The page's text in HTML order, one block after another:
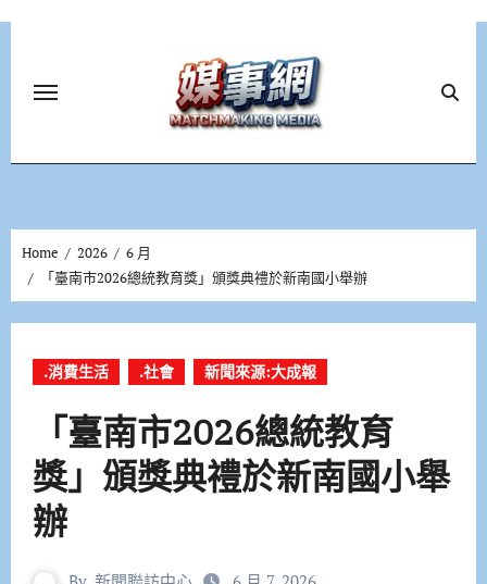
Home 2026
6 月
「臺南市2026總統教育獎」頒獎典禮於新南國小舉辦
.消費生活 .社會 新聞來源:大成報
「臺南市2026總統教育
獎」頒獎典禮於新南國小舉
辦